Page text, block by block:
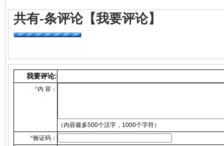
共有-条评论【我要评论】
我要评论:
*内 容：
（内容最多500个汉字，1000个字符）
*验证码：